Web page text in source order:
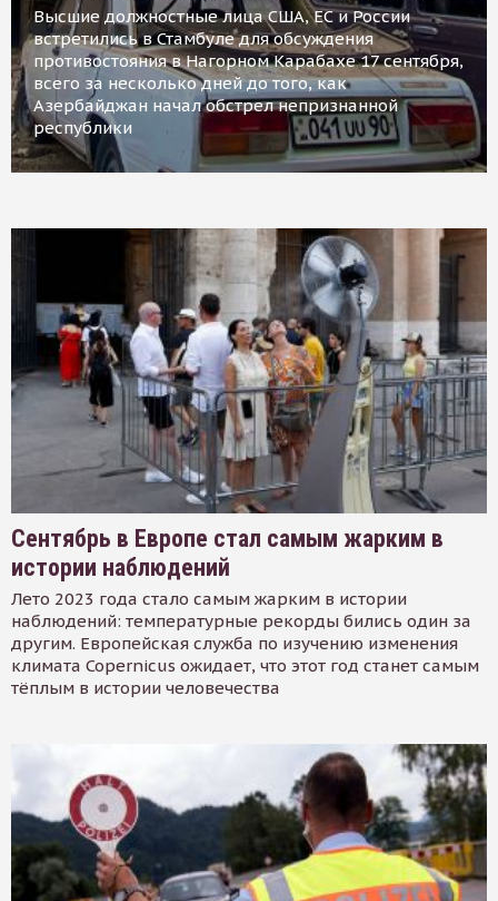
Высшие должностные лица США, ЕС и России
встретились в Стамбуле для обсуждения
противостояния в Нагорном Карабахе 17 сентября,
всего за несколько дней до того, как
Азербайджан начал обстрел непризнанной
республики
Сентябрь в Европе стал самым жарким в
истории наблюдений
Лето 2023 года стало самым жарким в истории
наблюдений: температурные рекорды бились один за
другим. Европейская служба по изучению изменения
климата Copernicus ожидает, что этот год станет самым
тёплым в истории человечества